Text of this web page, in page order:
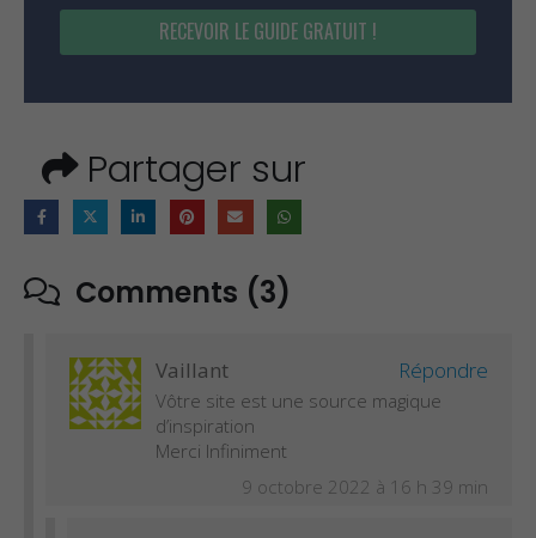
RECEVOIR LE GUIDE GRATUIT !
Partager sur
Comments (3)
Vaillant Répondre
Vôtre site est une source magique
d’inspiration
Merci Infiniment
9 octobre 2022 à 16 h 39 min